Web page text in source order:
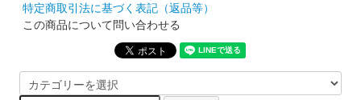
特定商取引法に基づく表記（返品等）
この商品について問い合わせる